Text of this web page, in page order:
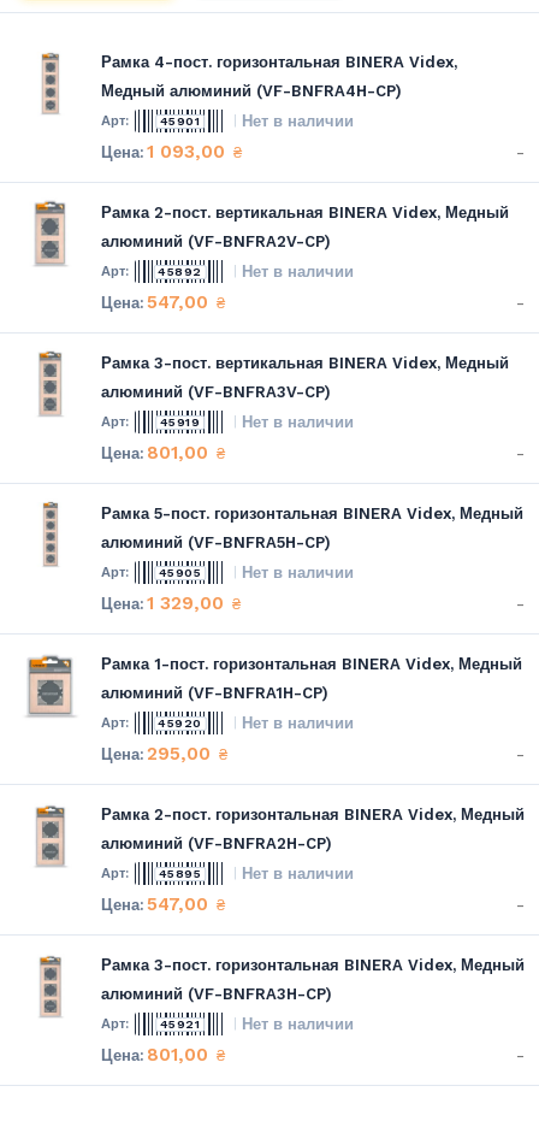
Рамка 4-пост. горизонтальная BINERA Videx,
Медный алюминий (VF-BNFRA4H-CP)
45901 Нет в наличии
1 093,00 ₴ -
Рамка 2-пост. вертикальная BINERA Videx, Медный
алюминий (VF-BNFRA2V-CP)
45892 Нет в наличии
547,00 ₴ -
Рамка 3-пост. вертикальная BINERA Videx, Медный
алюминий (VF-BNFRA3V-CP)
45919 Нет в наличии
801,00 ₴ -
Рамка 5-пост. горизонтальная BINERA Videx, Медный
алюминий (VF-BNFRA5H-CP)
45905 Нет в наличии
1 329,00 ₴ -
Рамка 1-пост. горизонтальная BINERA Videx, Медный
алюминий (VF-BNFRA1H-CP)
45920 Нет в наличии
295,00 ₴ -
Рамка 2-пост. горизонтальная BINERA Videx, Медный
алюминий (VF-BNFRA2H-CP)
45895 Нет в наличии
547,00 ₴ -
Рамка 3-пост. горизонтальная BINERA Videx, Медный
алюминий (VF-BNFRA3H-CP)
45921 Нет в наличии
801,00 ₴ -